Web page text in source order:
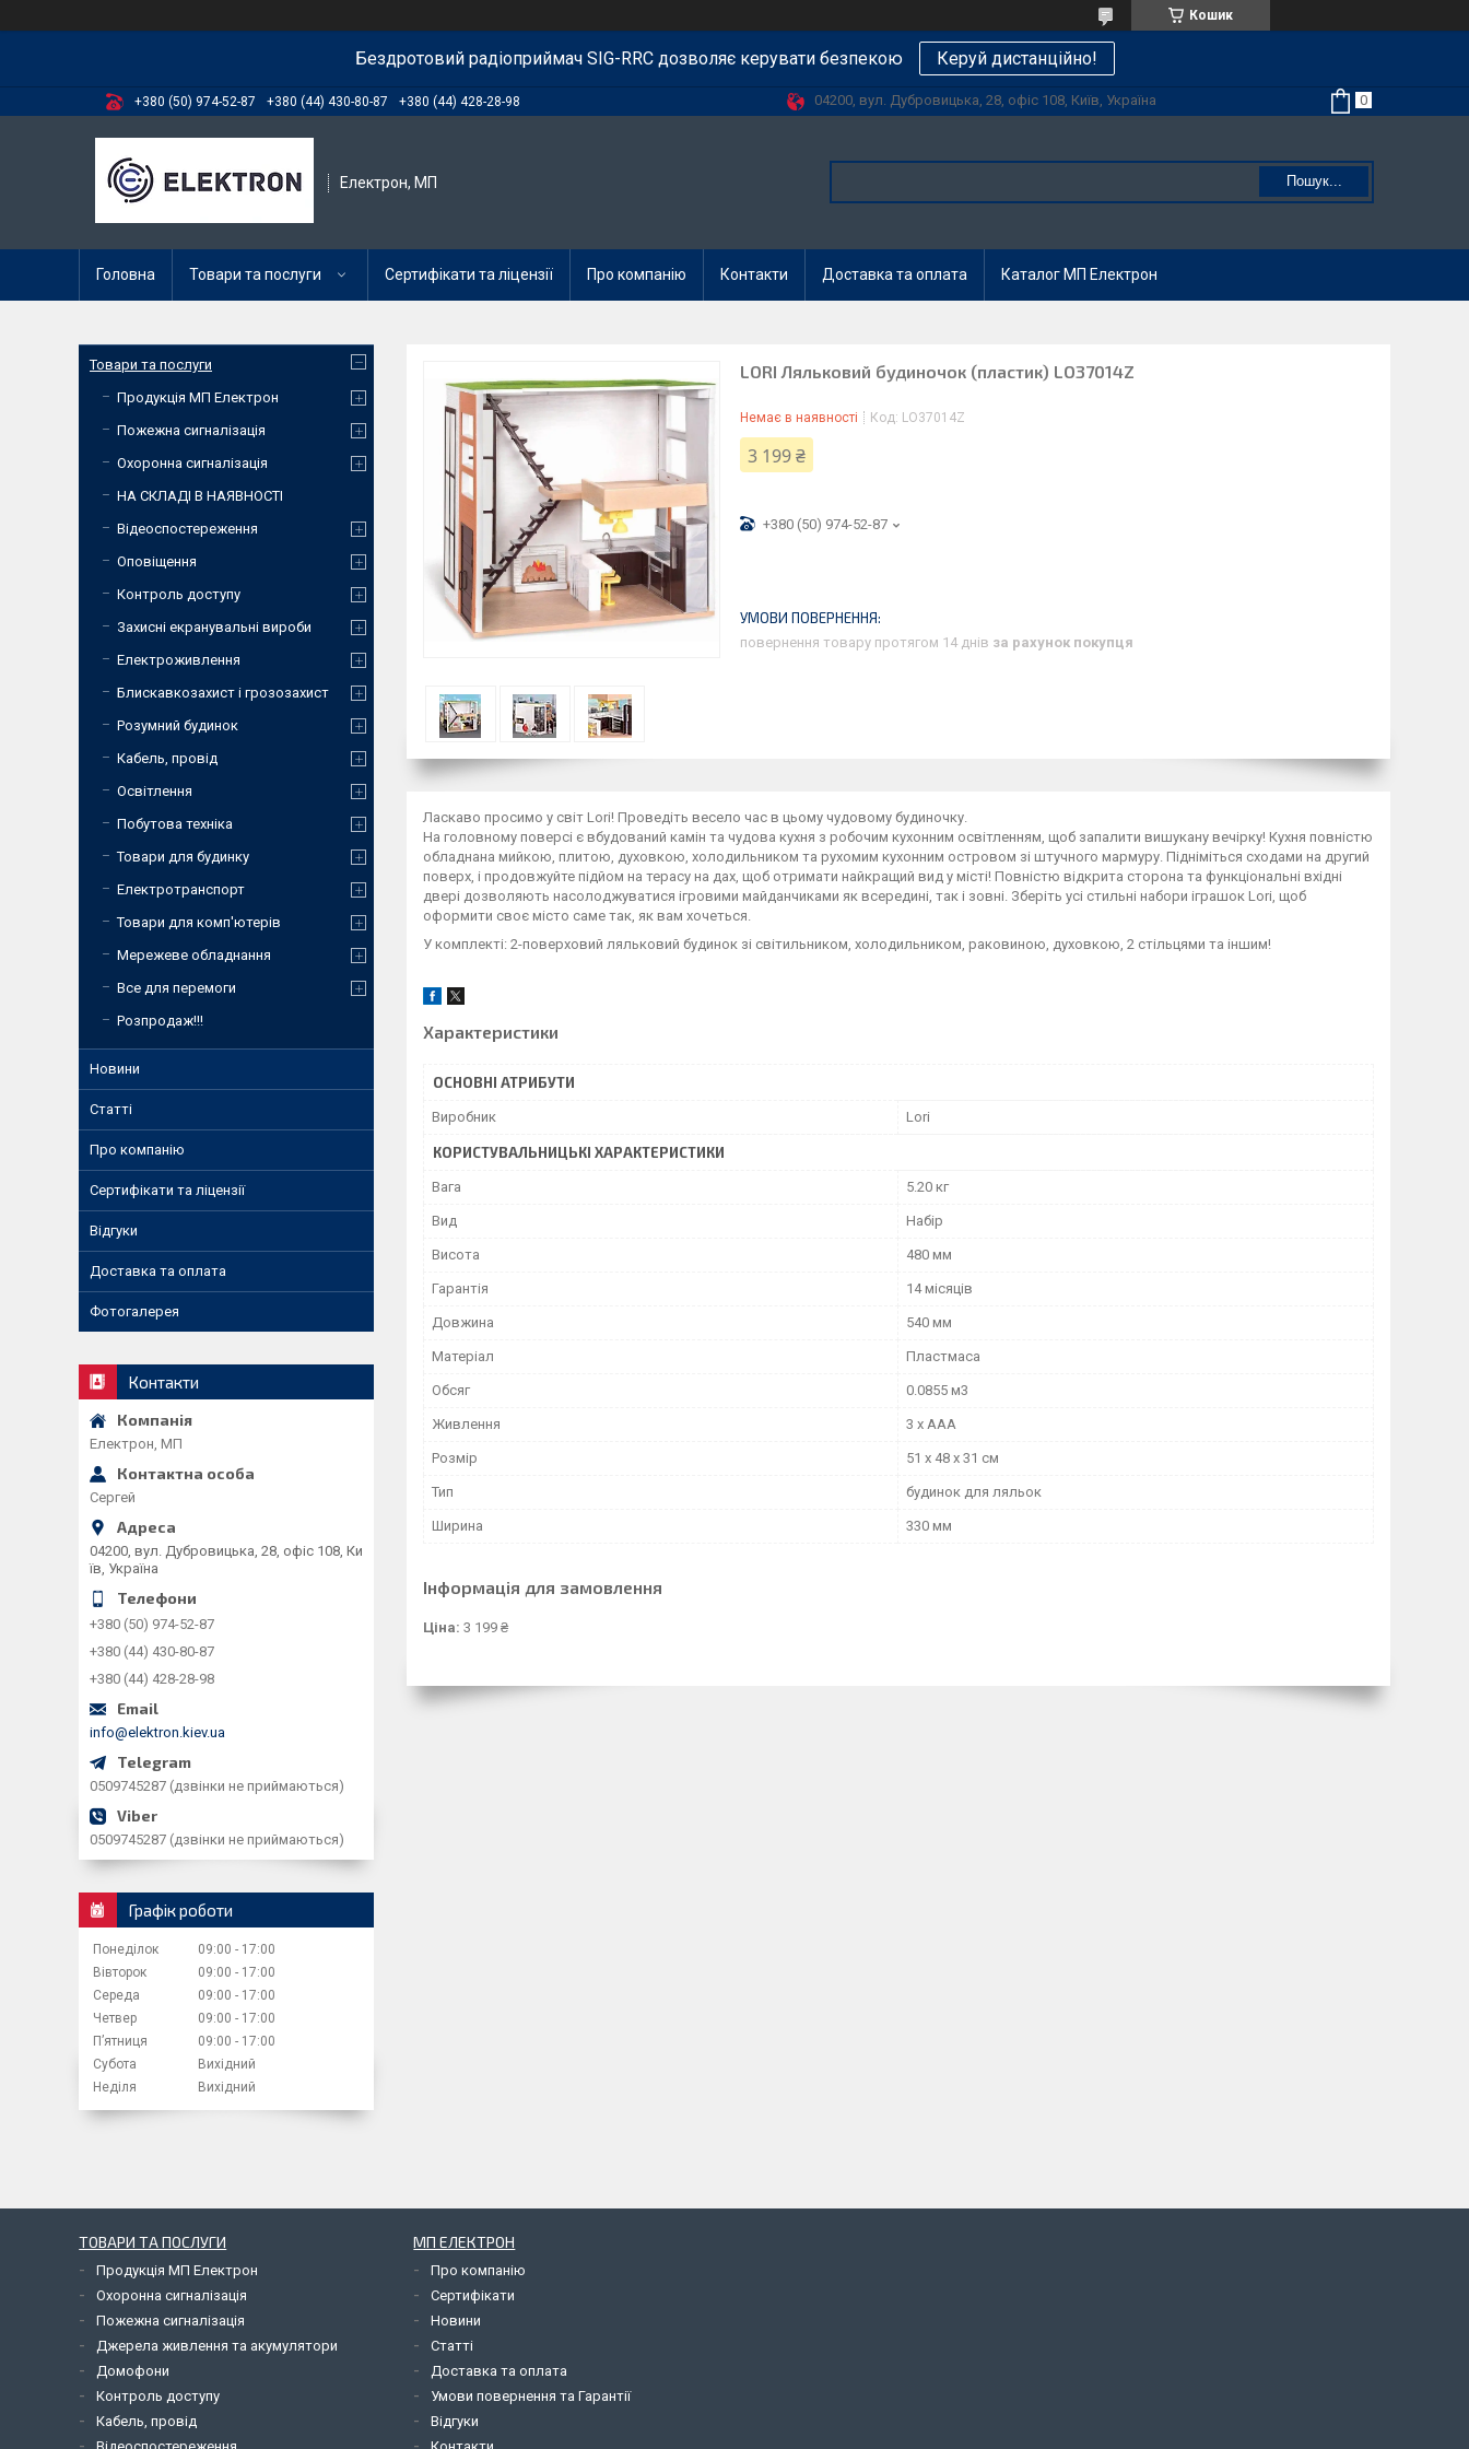
Кошик
Бездротовий радіоприймач SIG-RRC дозволяє керувати безпекою Керуй дистанційно!
+380 (50) 974-52-87 +380 (44) 430-80-87 +380 (44) 428-28-98 04200, вул. Дубровицька, 28, офіс 108, Київ, Україна
Електрон, МП Пошук...
Головна Товари та послуги Сертифікати та ліцензії Про компанію Контакти Доставка та оплата Каталог МП Електрон
LORI Ляльковий будиночок (пластик) LO37014Z
Немає в наявності Код: LO37014Z
3 199 ₴
+380 (50) 974-52-87
повернення товару протягом 14 днів за рахунок покупця
Ласкаво просимо у світ Lori! Проведіть весело час в цьому чудовому будиночку.
На головному поверсі є вбудований камін та чудова кухня з робочим кухонним освітленням, щоб запалити вишукану вечірку! Кухня повністю
обладнана мийкою, плитою, духовкою, холодильником та рухомим кухонним островом зі штучного мармуру. Підніміться сходами на другий
поверх, і продовжуйте підйом на терасу на дах, щоб отримати найкращий вид у місті! Повністю відкрита сторона та функціональні вхідні
двері дозволяють насолоджуватися ігровими майданчиками як всередині, так і зовні. Зберіть усі стильні набори іграшок Lori, щоб
оформити своє місто саме так, як вам хочеться.
У комплекті: 2-поверховий ляльковий будинок зі світильником, холодильником, раковиною, духовкою, 2 стільцями та іншим!
Характеристики
ОСНОВНІ АТРИБУТИ
Виробник Lori
КОРИСТУВАЛЬНИЦЬКІ ХАРАКТЕРИСТИКИ
Вага 5.20 кг
Вид Набір
Висота 480 мм
Гарантія 14 місяців
Довжина 540 мм
Матеріал Пластмаса
Обсяг 0.0855 м3
Живлення 3 x AAA
Розмір 51 x 48 x 31 см
Тип будинок для ляльок
Ширина 330 мм
Інформація для замовлення
Ціна: 3 199 ₴
Товари та послуги
Продукція МП Електрон
Пожежна сигналізація
Охоронна сигналізація
НА СКЛАДІ В НАЯВНОСТІ
Відеоспостереження
Оповіщення
Контроль доступу
Захисні екранувальні вироби
Електроживлення
Блискавкозахист і грозозахист
Розумний будинок
Кабель, провід
Освітлення
Побутова техніка
Товари для будинку
Електротранспорт
Товари для комп'ютерів
Мережеве обладнання
Все для перемоги
Розпродаж!!!
Новини
Статті
Про компанію
Сертифікати та ліцензії
Відгуки
Доставка та оплата
Фотогалерея
Контакти
Електрон, МП
Сергей
04200, вул. Дубровицька, 28, офіс 108, Ки
їв, Україна
+380 (50) 974-52-87
+380 (44) 430-80-87
+380 (44) 428-28-98
info@elektron.kiev.ua
0509745287 (дзвінки не приймаються)
0509745287 (дзвінки не приймаються)
Графік роботи
Понеділок 09:00
17:00
Вівторок
09:00
17:00
Середа
09:00
17:00
Четвер
09:00
17:00
Пʼятниця
09:00
17:00
Субота
Вихідний
Неділя
Вихідний
ТОВАРИ ТА ПОСЛУГИ
Продукція МП Електрон
Охоронна сигналізація
Пожежна сигналізація
Джерела живлення та акумулятори
Домофони
Контроль доступу
Кабель, провід
МП ЕЛЕКТРОН
Про компанію
Сертифікати
Новини
Статті
Доставка та оплата
Умови повернення та Гарантії
Відгуки